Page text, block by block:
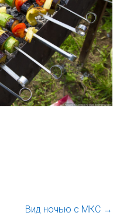
Вид ночью с МКС →